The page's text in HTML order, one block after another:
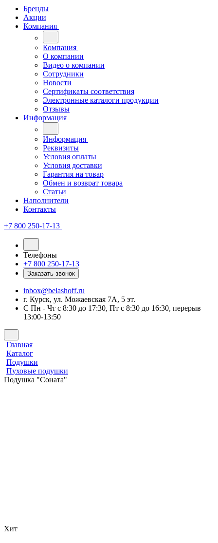
Бренды
Акции
Компания
Компания
О компании
Видео о компании
Сотрудники
Новости
Сертификаты соответствия
Электронные каталоги продукции
Отзывы
Информация
Информация
Реквизиты
Условия оплаты
Условия доставки
Гарантия на товар
Обмен и возврат товара
Статьи
Наполнители
Контакты
+7 800 250-17-13
Телефоны
+7 800 250-17-13
Заказать звонок
inbox@belashoff.ru
г. Курск, ул. Можаевская 7А, 5 эт.
C Пн - Чт с 8:30 до 17:30, Пт с 8:30 до 16:30, перерыв
13:00-13:50
Главная
Каталог
Подушки
Пуховые подушки
Подушка "Соната"
Хит